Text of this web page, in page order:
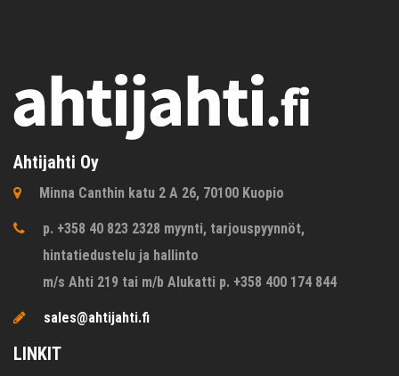
Ahtijahti Oy
Minna Canthin katu 2 A 26, 70100 Kuopio
p. +358 40 823 2328 myynti, tarjouspyynnöt,
hintatiedustelu ja hallinto
m/s Ahti 219 tai m/b Alukatti p. +358 400 174 844
sales@ahtijahti.fi
LINKIT